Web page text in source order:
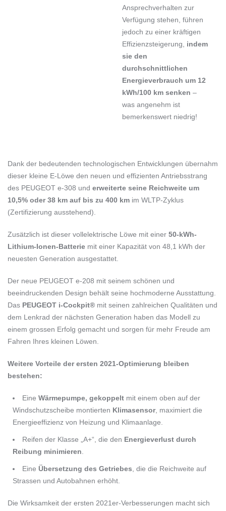
Ansprechverhalten zur
Verfügung stehen, führen
jedoch zu einer kräftigen
Effizienzsteigerung, indem
sie den
durchschnittlichen
Energieverbrauch um 12
kWh/100 km senken –
was angenehm ist
bemerkenswert niedrig!
Dank der bedeutenden technologischen Entwicklungen übernahm
dieser kleine E-Löwe den neuen und effizienten Antriebsstrang
des PEUGEOT e-308 und erweiterte seine Reichweite um
10,5% oder 38 km auf bis zu 400 km im WLTP-Zyklus
(Zertifizierung ausstehend).
Zusätzlich ist dieser vollelektrische Löwe mit einer 50-kWh-
Lithium-Ionen-Batterie mit einer Kapazität von 48,1 kWh der
neuesten Generation ausgestattet.
Der neue PEUGEOT e-208 mit seinem schönen und
beeindruckenden Design behält seine hochmoderne Ausstattung.
Das PEUGEOT i-Cockpit® mit seinen zahlreichen Qualitäten und
dem Lenkrad der nächsten Generation haben das Modell zu
einem grossen Erfolg gemacht und sorgen für mehr Freude am
Fahren Ihres kleinen Löwen.
Weitere Vorteile der ersten 2021-Optimierung bleiben
bestehen:
Eine Wärmepumpe, gekoppelt mit einem oben auf der
Windschutzscheibe montierten Klimasensor, maximiert die
Energieeffizienz von Heizung und Klimaanlage.
Reifen der Klasse „A+“, die den Energieverlust durch
Reibung minimieren
Eine Übersetzung des Getriebes , die die Reichweite auf
Strassen und Autobahnen erhöht.
Die Wirksamkeit der ersten 2021er-Verbesserungen macht sich